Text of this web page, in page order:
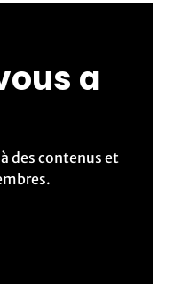
a
des contenus et